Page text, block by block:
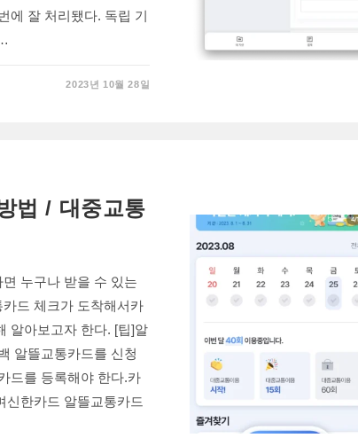
에 잘 처리됐다. 독립 기
2023년 10월 28일
법 / 대중교통
누구나 받을 수 있는
드 체크가 도착해서카
알아보고자 한다. [팁]알
알뜰교통카드를 신청
드를 등록해야 한다.카
신한카드 알뜰교통카드